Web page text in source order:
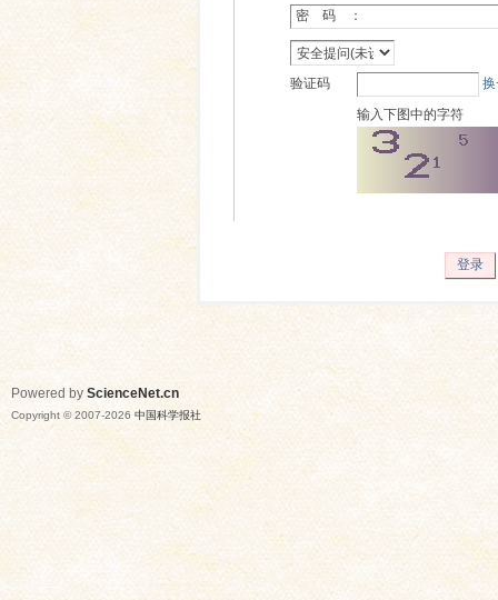
密 码 ：
验证码
输入下图中的字符
登录
Powered by ScienceNet.cn
Copyright © 2007-2026 中国科学报社